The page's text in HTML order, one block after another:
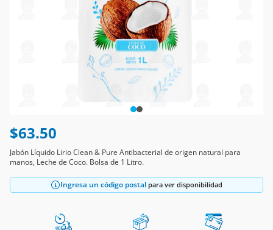
$63.50
Jabón Líquido Lirio Clean & Pure Antibacterial de origen natural para
manos, Leche de Coco. Bolsa de 1 Litro.
Ingresa un código postal para ver disponibilidad